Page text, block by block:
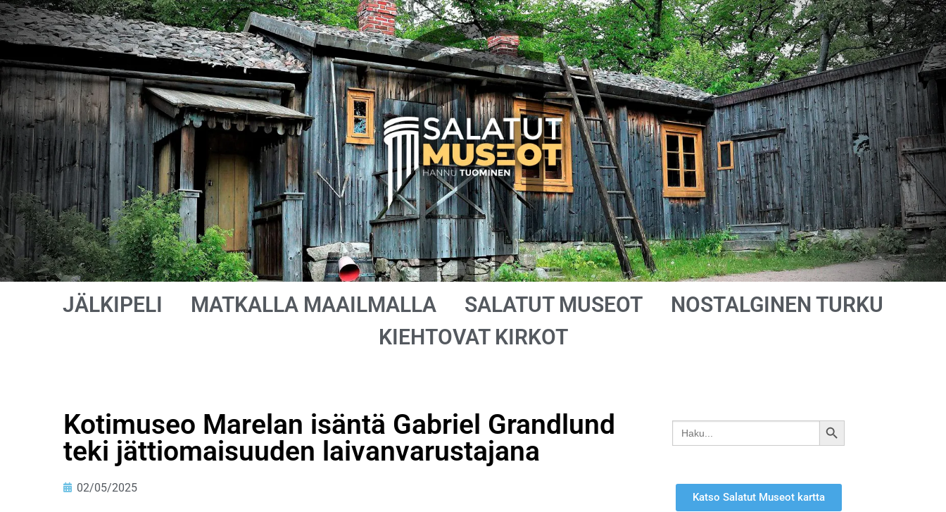
JÄLKIPELI MATKALLA MAAILMALLA SALATUT MUSEOT
NOSTALGINEN TURKU
KIEHTOVAT KIRKOT
Kotimuseo Marelan isäntä Gabriel Grandlund
teki jättiomaisuuden laivanvarustajana
02/05/2025
Search
for:
SEARCH
Katso Salatut Museot kartta